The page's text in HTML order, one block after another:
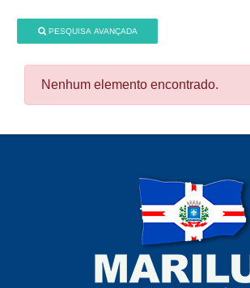
PESQUISA AVANÇADA
Nenhum elemento encontrado.